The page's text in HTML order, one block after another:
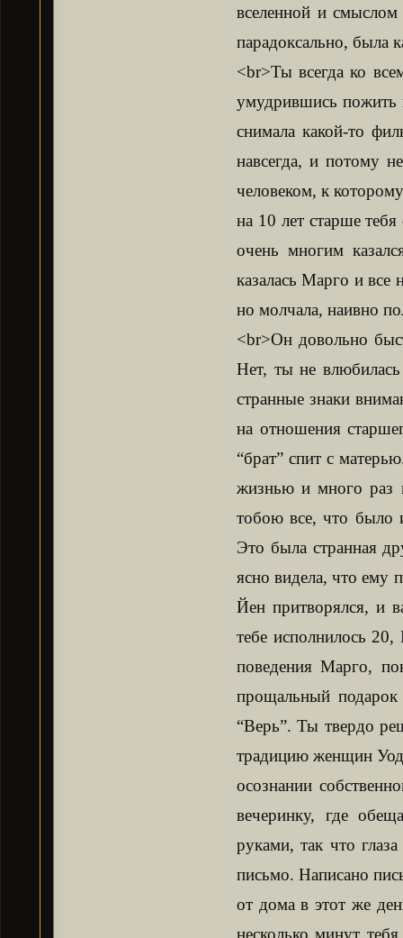
вселенной и
парадоксально, была
<br>Ты всегда ко
умудрившись пожить
снимала какой-то
навсегда, и потому
человеком, к
на 10 лет старше
очень многим
казалась Марго и все
но молчала, наивно
<br>Он довольно
Нет, ты не
странные знаки
на отношения
“брат” спит с
жизнью и много раз
тобою все, что было
Это была странная
ясно видела, что ему
Йен притворялся, и
тебе исполнилось
поведения Марго,
прощальный
“Верь”. Ты твердо
традицию женщин
осознании
вечеринку, где
руками, так что
письмо. Написано
от дома в этот же
несколько минут